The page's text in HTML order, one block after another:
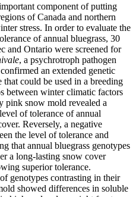
component of putting
of Canada and northern
stress. In order to evaluate the
of annual bluegrass, 30
and Ontario were screened for
, a psychrotroph pathogen
an extended genetic
could be used in a breeding
between winter climatic factors
pink snow mold revealed a
of tolerance of annual
Reversely, a negative
the level of tolerance and
that annual bluegrass genotypes
a long-lasting snow cover
superior tolerance.
genotypes contrasting in their
showed differences in soluble